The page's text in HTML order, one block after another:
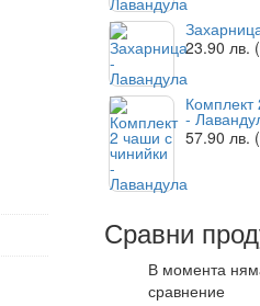
23.90 лв.
Комплект
-
57.90 лв.
Сравни
В момента
сравнение